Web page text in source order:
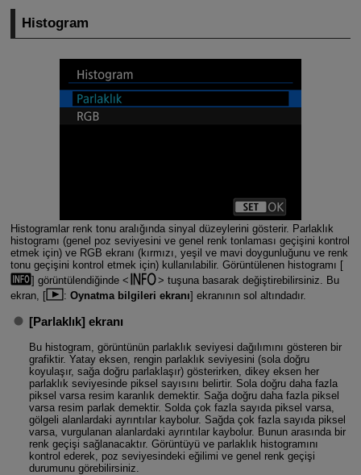
Histogram
Histogramlar renk tonu aralığında sinyal düzeylerini gösterir. Parlaklık
histogramı (genel poz seviyesini ve genel renk tonlaması geçişini kontrol
etmek için) ve RGB ekranı (kırmızı, yeşil ve mavi doygunluğunu ve renk
tonu geçişini kontrol etmek için) kullanılabilir. Görüntülenen histogramı [
] görüntülendiğinde
tuşuna basarak değiştirebilirsiniz. Bu
ekran, [
: Oynatma bilgileri ekranı] ekranının sol altındadır.
[Parlaklık] ekranı
Bu histogram, görüntünün parlaklık seviyesi dağılımını gösteren bir
grafiktir. Yatay eksen, rengin parlaklık seviyesini (sola doğru
koyulaşır, sağa doğru parlaklaşır) gösterirken, dikey eksen her
parlaklık seviyesinde piksel sayısını belirtir. Sola doğru daha fazla
piksel varsa resim karanlık demektir. Sağa doğru daha fazla piksel
varsa resim parlak demektir. Solda çok fazla sayıda piksel varsa,
gölgeli alanlardaki ayrıntılar kaybolur. Sağda çok fazla sayıda piksel
varsa, vurgulanan alanlardaki ayrıntılar kaybolur. Bunun arasında bir
renk geçişi sağlanacaktır. Görüntüyü ve parlaklık histogramını
kontrol ederek, poz seviyesindeki eğilimi ve genel renk geçişi
durumunu görebilirsiniz.